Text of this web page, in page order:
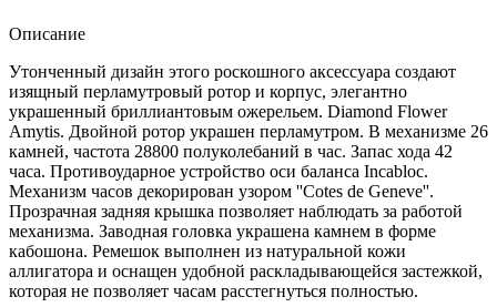
Описание
Утонченный дизайн этого роскошного аксессуара создают
изящный перламутровый ротор и корпус, элегантно
украшенный бриллиантовым ожерельем. Diamond Flower
Amytis. Двойной ротор украшен перламутром. В механизме 26
камней, частота 28800 полуколебаний в час. Запас хода 42
часа. Противоударное устройство оси баланса Incabloc.
Механизм часов декорирован узором ''Cotes de Geneve''.
Прозрачная задняя крышка позволяет наблюдать за работой
механизма. Заводная головка украшена камнем в форме
кабошона. Ремешок выполнен из натуральной кожи
аллигатора и оснащен удобной раскладывающейся застежкой,
которая не позволяет часам расстегнуться полностью.